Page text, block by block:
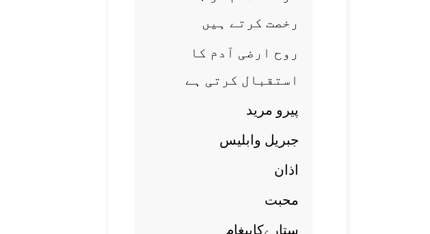
رخصت کرتے ہيں
روح ارضی آدم کا
استقبال کرتی ہے
پيرو مريد
جبريل وابليس
اذان
محبت
ستارےکاپيغام